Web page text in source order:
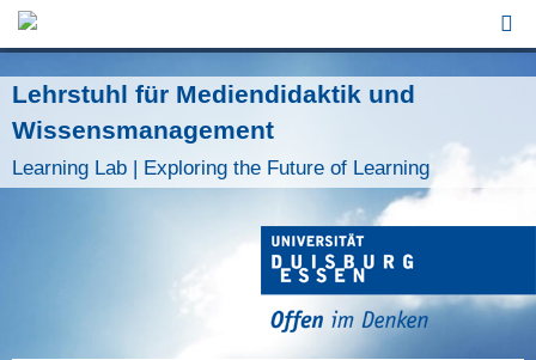
Lehrstuhl für Mediendidaktik und
Wissensmanagement
Learning Lab | Exploring the Future of Learning